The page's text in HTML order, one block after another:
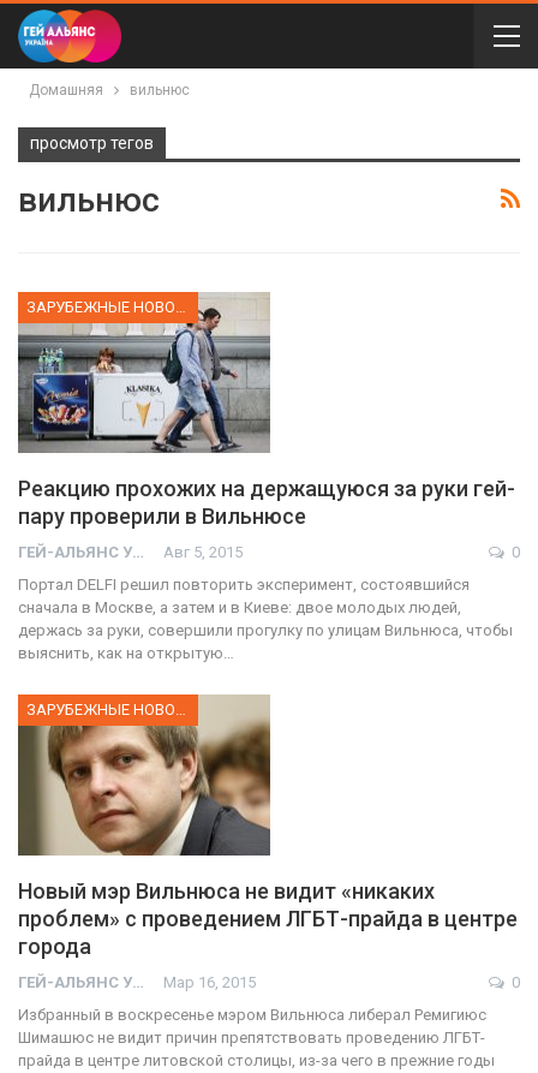
Домашняя вильнюс
просмотр тегов
вильнюс
Реакцию прохожих на держащуюся за руки гей-
пару проверили в Вильнюсе
ГЕЙ-АЛЬЯНС УКРАИНА Авг 5, 2015
0
Портал DELFI решил повторить эксперимент, состоявшийся
сначала в Москве, а затем и в Киеве: двое молодых людей,
держась за руки, совершили прогулку по улицам Вильнюса, чтобы
выяснить, как на открытую…
ЗАРУБЕЖНЫЕ НОВОСТИ
Новый мэр Вильнюса не видит «никаких
проблем» с проведением ЛГБТ-прайда в центре
города
ГЕЙ-АЛЬЯНС УКРАИНА Мар 16, 2015
0
Избранный в воскресенье мэром Вильнюса либерал Ремигиюс
Шимашюс не видит причин препятствовать проведению ЛГБТ-
прайда в центре литовской столицы, из-за чего в прежние годы